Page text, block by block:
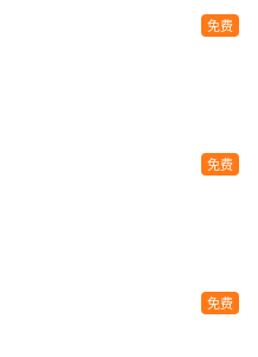
免费
免费
免费